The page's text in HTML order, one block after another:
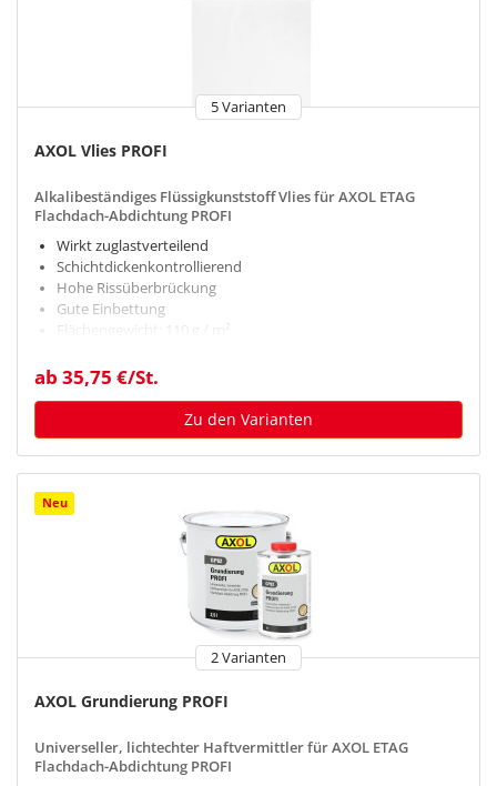
5 Varianten
AXOL Vlies PROFI
Alkalibeständiges Flüssigkunststoff Vlies für AXOL ETAG
Flachdach-Abdichtung PROFI
Wirkt zuglastverteilend
Schichtdickenkontrollierend
Hohe Rissüberbrückung
Gute Einbettung
Flächengewicht: 110 g / m²
ab 35,75 €/St.
Zu den Varianten
Neu
2 Varianten
AXOL Grundierung PROFI
Universeller, lichtechter Haftvermittler für AXOL ETAG
Flachdach-Abdichtung PROFI